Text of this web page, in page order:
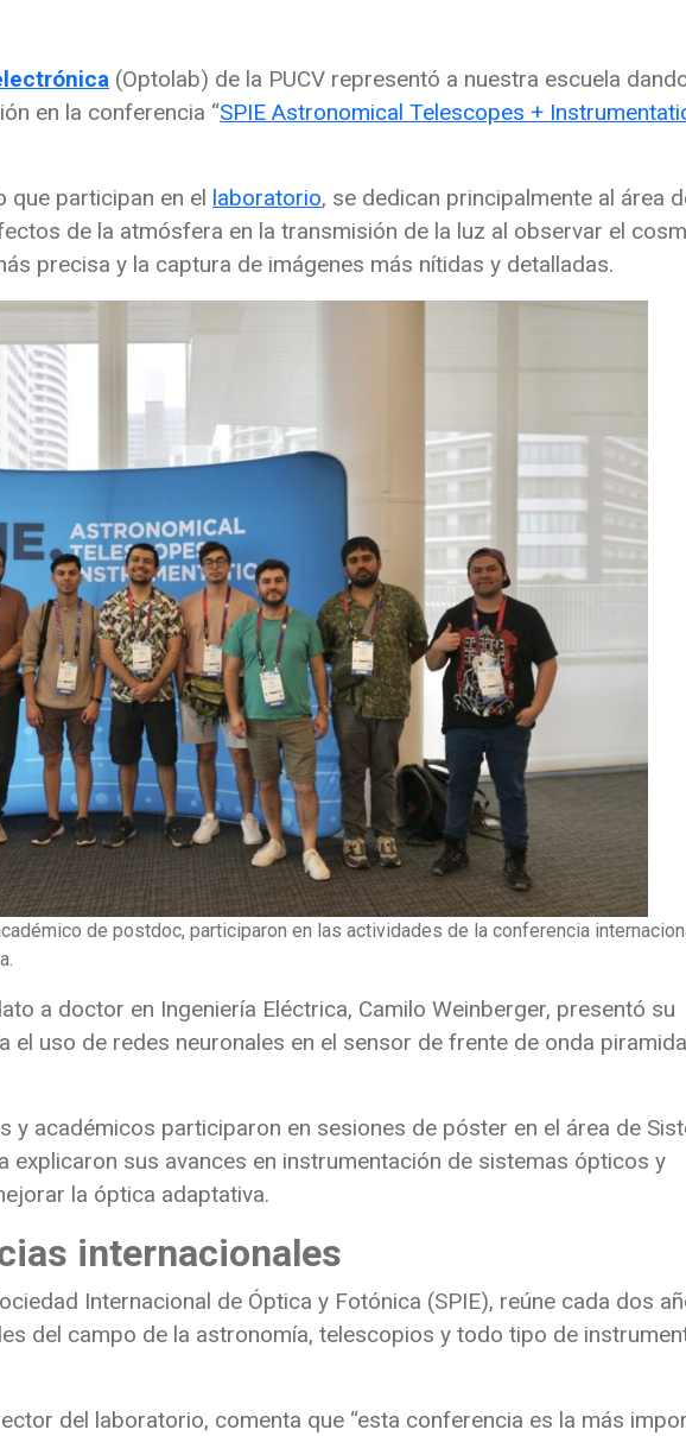
(Optolab) de la PUCV representó a nuestra escuela
en la conferencia “SPIE Astronomical Telescopes +
que participan en el laboratorio, se dedican principalmente al área
de la atmósfera en la transmisión de la luz al observar el
precisa y la captura de imágenes más nítidas y detalladas.
de postdoc, participaron en las actividades de la conferencia
a doctor en Ingeniería Eléctrica, Camilo Weinberger, presentó su
el uso de redes neuronales en el sensor de frente de onda
y académicos participaron en sesiones de póster en el área de
explicaron sus avances en instrumentación de sistemas ópticos y
la óptica adaptativa.
internacionales
Internacional de Óptica y Fotónica (SPIE), reúne cada dos
del campo de la astronomía, telescopios y todo tipo de
del laboratorio, comenta que “esta conferencia es la más